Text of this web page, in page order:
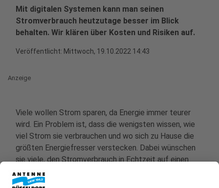
Mit digitalen Systemen kann man seinen
Stromverbrauch heutzutage besser im Blick
behalten. Wir klären über Kosten und Risiken auf.
Veröffentlicht: Mittwoch, 19.10.2022 14:43
Anzeige
Viele wollen Strom sparen, da Energie immer teurer
wird. Ein Problem ist, dass die wenigsten wissen, wie
viel Strom sie verbrauchen und wo sich zu Hause die
größten Energiefresser verstecken. Dabei wünschen
sie viele, den Stromverbrauch in Echtzeit auf einen
Blick sehen zu können. Das zeigt eine aktuelle
Umfrage. Möglich ist das mit einem digitalen